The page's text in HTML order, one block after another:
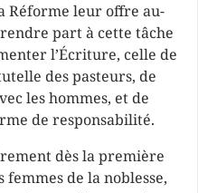
Réforme leur offre au-
part à cette tâche
l’Écriture, celle de
des pasteurs, de
les hommes, et de
de responsabilité.
dès la première
femmes de la noblesse,